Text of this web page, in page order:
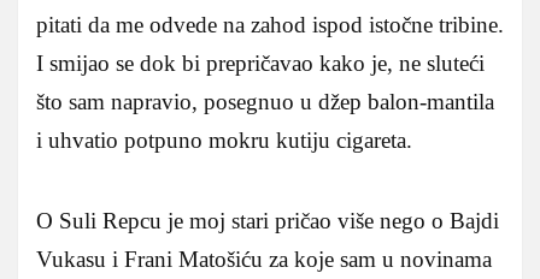
pitati da me odvede na zahod ispod istočne tribine.
I smijao se dok bi prepričavao kako je, ne sluteći
što sam napravio, posegnuo u džep balon-mantila
i uhvatio potpuno mokru kutiju cigareta.
O Suli Repcu je moj stari pričao više nego o Bajdi
Vukasu i Frani Matošiću za koje sam u novinama